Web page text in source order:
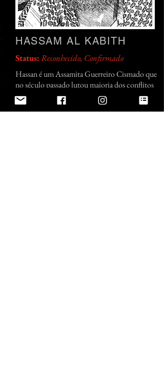
Hassan é um Assamita Guerreiro Cismado que
no século passado lutou maioria dos conflitos
no continente africano (sempre contra os
opressores), oriente médio e guerras mundiais,
HASSAM AL KABITH
Status:Reconhecido, Confirmado